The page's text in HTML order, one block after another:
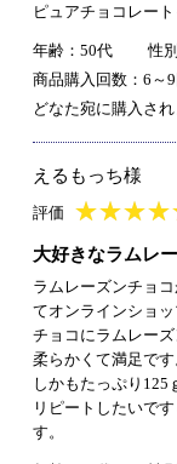
ピュアチョコレー
年齢：50代
性
商品購入回数：6～
どなた宛に購入さ
えるもっち様
評価 ★★★★
大好きなラムレ
ラムレーズンチョ
てオンラインショ
チョコにラムレー
柔らかくて満足です
しかもたっぷり125
リピートしたいで
す。